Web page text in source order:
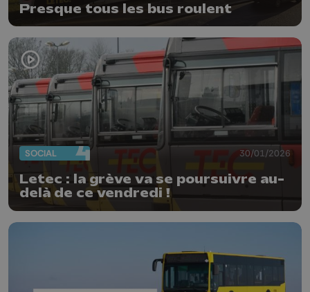
Presque tous les bus roulent
SOCIAL 30/01/2026
Letec : la grève va se poursuivre au-
delà de ce vendredi !